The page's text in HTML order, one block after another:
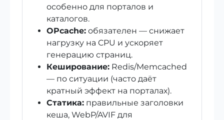
особенно для порталов и
каталогов.
OPcache: обязателен — снижает
нагрузку на CPU и ускоряет
генерацию страниц.
Кеширование: Redis/Memcached
— по ситуации (часто даёт
кратный эффект на порталах).
Статика: правильные заголовки
кеша, WebP/AVIF для